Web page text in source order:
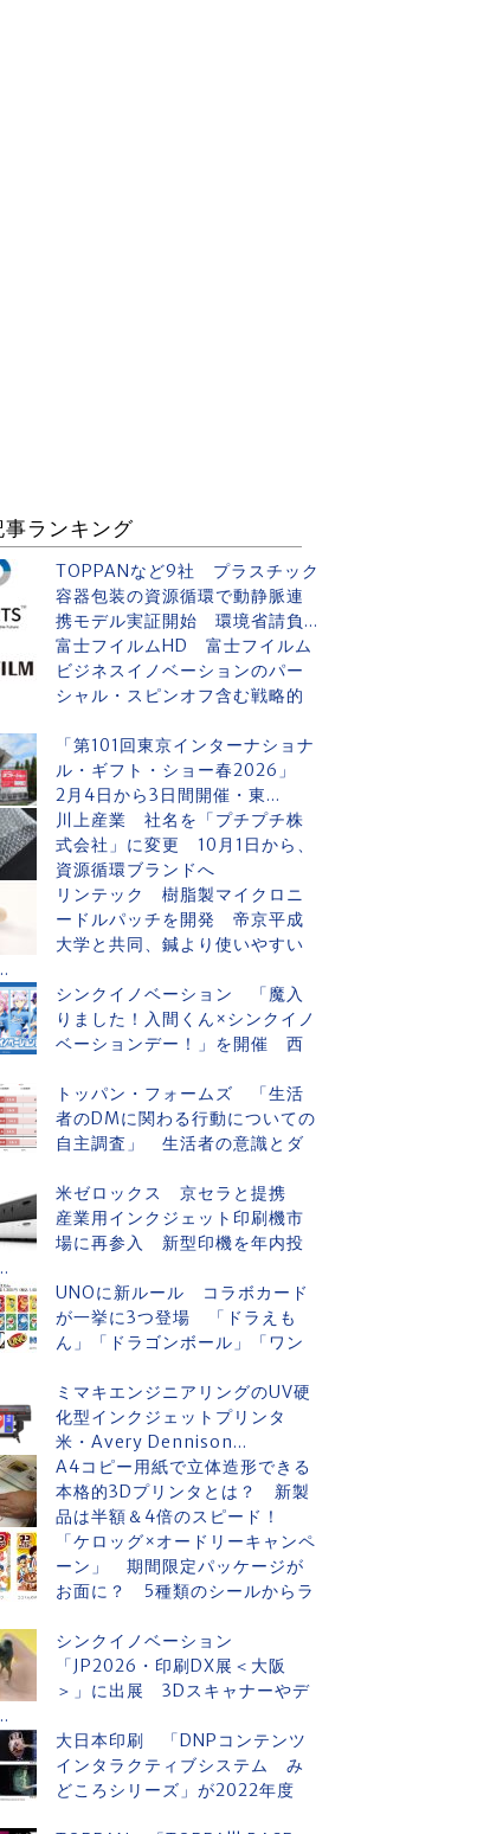
事ランキング
TOPPANなど9社 プラスチック
容器包装の資源循環で動静脈連
携モデル実証開始 環境省請負...
富士フイルムHD 富士フイルム
ビジネスイノベーションのパー
シャル・スピンオフ含む戦略的
「第101回東京インターナショナ
ル・ギフト・ショー春2026」
2月4日から3日間開催・東...
川上産業 社名を「プチプチ株
式会社」に変更 10月1日から、
資源循環ブランドへ
リンテック 樹脂製マイクロニ
ードルパッチを開発 帝京平成
大学と共同、鍼より使いやすい
シンクイノベーション 「魔入
りました！入間くん×シンクイノ
ベーションデー！」を開催 西
トッパン・フォームズ 「生活
者のDMに関わる行動についての
自主調査」 生活者の意識とダ
米ゼロックス 京セラと提携
産業用インクジェット印刷機市
場に再参入 新型印機を年内投
UNOに新ルール コラボカード
が一挙に3つ登場 「ドラえも
ん」「ドラゴンボール」「ワン
ミマキエンジニアリングのUV硬
化型インクジェットプリンタ
米・Avery Dennison...
A4コピー用紙で立体造形できる
本格的3Dプリンタとは？ 新製
品は半額＆4倍のスピード！
「ケロッグ×オードリーキャンペ
ーン」 期間限定パッケージが
お面に？ 5種類のシールからラ
シンクイノベーション
「JP2026・印刷DX展＜大阪
＞」に出展 3Dスキャナーやデ
大日本印刷 「DNPコンテンツ
インタラクティブシステム み
どころシリーズ」が2022年度